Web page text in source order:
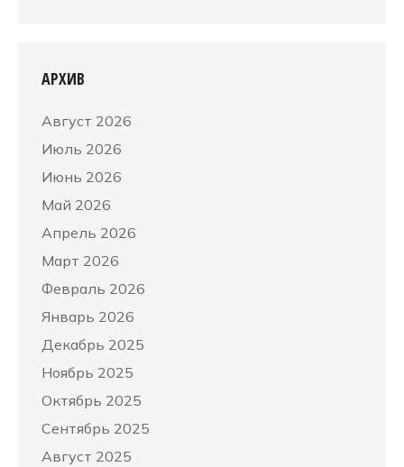
АРХИВ
Август 2026
Июль 2026
Июнь 2026
Май 2026
Апрель 2026
Март 2026
Февраль 2026
Январь 2026
Декабрь 2025
Ноябрь 2025
Октябрь 2025
Сентябрь 2025
Август 2025